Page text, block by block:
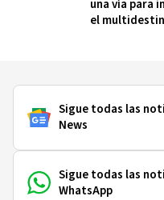
una vía para
el
Sigue todas las
News
Sigue todas las
WhatsApp